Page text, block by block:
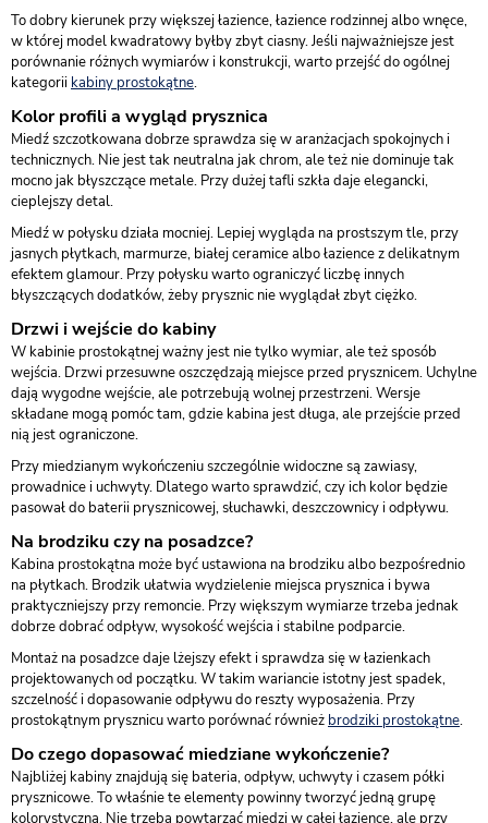
To dobry kierunek przy większej łazience, łazience rodzinnej albo wnęce,
w której model kwadratowy byłby zbyt ciasny. Jeśli najważniejsze jest
porównanie różnych wymiarów i konstrukcji, warto przejść do ogólnej
kategorii kabiny prostokątne.
Kolor profili a wygląd prysznica
Miedź szczotkowana dobrze sprawdza się w aranżacjach spokojnych i
technicznych. Nie jest tak neutralna jak chrom, ale też nie dominuje tak
mocno jak błyszczące metale. Przy dużej tafli szkła daje elegancki,
cieplejszy detal.
Miedź w połysku działa mocniej. Lepiej wygląda na prostszym tle, przy
jasnych płytkach, marmurze, białej ceramice albo łazience z delikatnym
efektem glamour. Przy połysku warto ograniczyć liczbę innych
błyszczących dodatków, żeby prysznic nie wyglądał zbyt ciężko.
Drzwi i wejście do kabiny
W kabinie prostokątnej ważny jest nie tylko wymiar, ale też sposób
wejścia. Drzwi przesuwne oszczędzają miejsce przed prysznicem. Uchylne
dają wygodne wejście, ale potrzebują wolnej przestrzeni. Wersje
składane mogą pomóc tam, gdzie kabina jest długa, ale przejście przed
nią jest ograniczone.
Przy miedzianym wykończeniu szczególnie widoczne są zawiasy,
prowadnice i uchwyty. Dlatego warto sprawdzić, czy ich kolor będzie
pasował do baterii prysznicowej, słuchawki, deszczownicy i odpływu.
Na brodziku czy na posadzce?
Kabina prostokątna może być ustawiona na brodziku albo bezpośrednio
na płytkach. Brodzik ułatwia wydzielenie miejsca prysznica i bywa
praktyczniejszy przy remoncie. Przy większym wymiarze trzeba jednak
dobrze dobrać odpływ, wysokość wejścia i stabilne podparcie.
Montaż na posadzce daje lżejszy efekt i sprawdza się w łazienkach
projektowanych od początku. W takim wariancie istotny jest spadek,
szczelność i dopasowanie odpływu do reszty wyposażenia. Przy
prostokątnym prysznicu warto porównać również brodziki prostokątne.
Do czego dopasować miedziane wykończenie?
Najbliżej kabiny znajdują się bateria, odpływ, uchwyty i czasem półki
prysznicowe. To właśnie te elementy powinny tworzyć jedną grupę
kolorystyczną. Nie trzeba powtarzać miedzi w całej łazience, ale przy